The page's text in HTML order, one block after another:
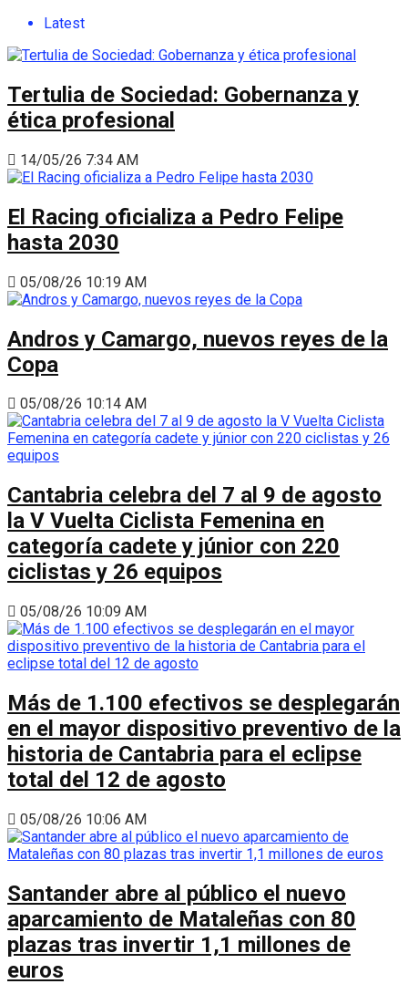
Latest
Tertulia de Sociedad: Gobernanza y
ética profesional
14/05/26 7:34 AM
El Racing oficializa a Pedro Felipe
hasta 2030
05/08/26 10:19 AM
Andros y Camargo, nuevos reyes de la
Copa
05/08/26 10:14 AM
Cantabria celebra del 7 al 9 de agosto
la V Vuelta Ciclista Femenina en
categoría cadete y júnior con 220
ciclistas y 26 equipos
05/08/26 10:09 AM
Más de 1.100 efectivos se desplegarán
en el mayor dispositivo preventivo de la
historia de Cantabria para el eclipse
total del 12 de agosto
05/08/26 10:06 AM
Santander abre al público el nuevo
aparcamiento de Mataleñas con 80
plazas tras invertir 1,1 millones de
euros